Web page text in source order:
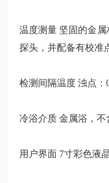
温度测量 坚固的金
探头，并配备有校准
检测间隔温度 浊点
冷浴介质 金属浴，不
用户界面 7寸彩色液